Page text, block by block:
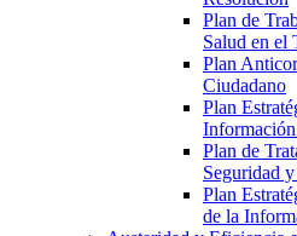
Plan de
Salud en el
Plan
Ciudadano
Plan
Plan de
Seguridad
Plan
de la